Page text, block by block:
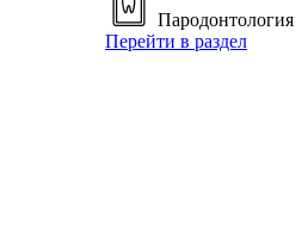
Пародонтология
Перейти в раздел